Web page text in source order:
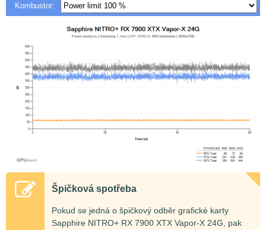
Kombustor:
Špičková spotřeba
Pokud se jedná o špičkový odběr grafické karty
Sapphire NITRO+ RX 7900 XTX Vapor-X 24G, pak